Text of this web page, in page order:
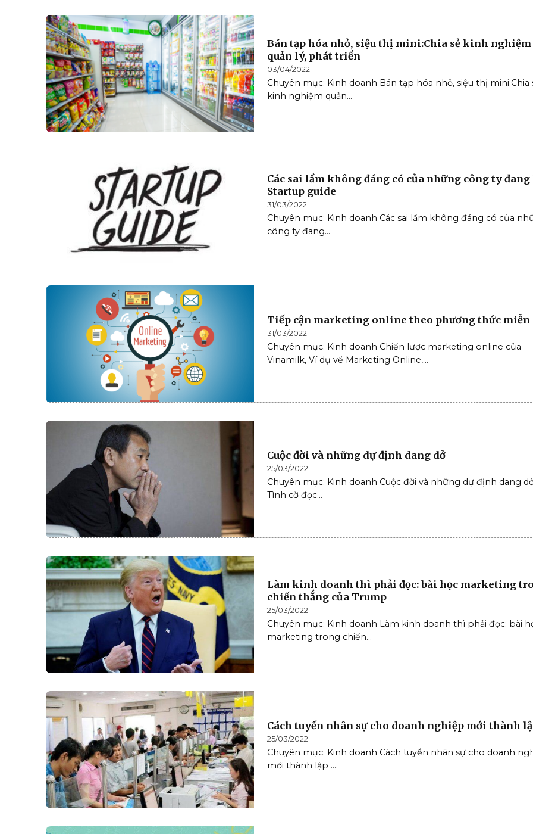
Bán tạp hóa nhỏ, siệu thị mini:Chia sẻ kinh nghiệm
quản lý, phát triển
03/04/2022
Chuyên mục: Kinh doanh Bán tạp hóa nhỏ, siệu thị mini:Chia
kinh nghiệm quản...
Các sai lầm không đáng có của những công ty
Startup guide
31/03/2022
Chuyên mục: Kinh doanh Các sai lầm không đáng có của
công ty đang...
Tiếp cận marketing online theo phương thức miễn
31/03/2022
Chuyên mục: Kinh doanh Chiến lược marketing online của
Vinamilk, Ví dụ về Marketing Online,...
Cuộc đời và những dự định dang dở
25/03/2022
Chuyên mục: Kinh doanh Cuộc đời và những dự định dang
Tình cờ đọc...
Làm kinh doanh thì phải đọc: bài học marketing
chiến thắng của Trump
25/03/2022
Chuyên mục: Kinh doanh Làm kinh doanh thì phải đọc: bài
marketing trong chiến...
Cách tuyển nhân sự cho doanh nghiệp mới thành
25/03/2022
Chuyên mục: Kinh doanh Cách tuyển nhân sự cho doanh
mới thành lập ....